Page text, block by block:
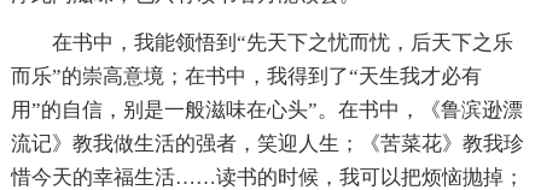
在书中，我能领悟到“先天下之忧而忧，后天下之乐
而乐”的崇高意境；在书中，我得到了“天生我才必有
用”的自信，别是一般滋味在心头”。在书中，《鲁滨逊漂
流记》教我做生活的强者，笑迎人生；《苦菜花》教我珍
惜今天的幸福生活……读书的时候，我可以把烦恼抛掉；